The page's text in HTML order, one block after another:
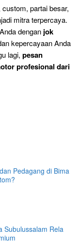
partai besar,
mitra terpercaya.
dengan jok
kepercayaan Anda
lagi, pesan
profesional dari
Pedagang di Bima
Subulussalam Rela